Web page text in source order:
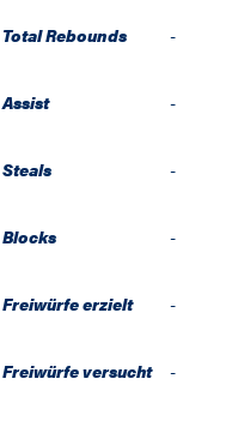
Total Rebounds -
Assist -
Steals -
Blocks -
Freiwürfe erzielt -
Freiwürfe versucht -